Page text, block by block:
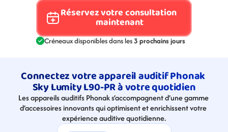
Réservez votre consultation
maintenant
Créneaux disponibles dans les 3 prochains jours
Connectez votre appareil auditif Phonak
Sky Lumity L90-PR à votre quotidien
Les appareils auditifs Phonak s’accompagnent d’une gamme
d’accessoires innovants qui optimisent et enrichissent votre
expérience auditive quotidienne.